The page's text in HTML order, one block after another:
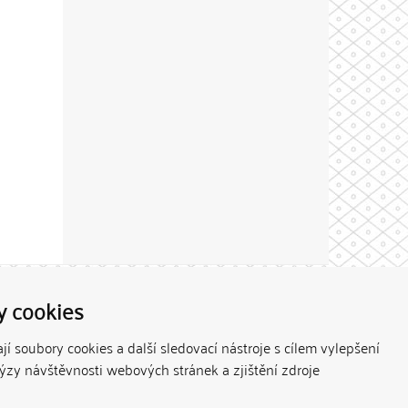
cookies
soubory cookies a další sledovací nástroje s cílem vylepšení
návštěvnosti webových stránek a zjištění zdroje